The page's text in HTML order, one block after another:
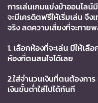
การเล่นเกมแข่งม้าออนไลน์
จะมีเครดิตฟรีให้เริ่มเล่น จึง
จริงลดความเสี่ยงที่จะทาย
1. เลือกห้องที่จะเล่น มีให้เลื
ห้องที่ตนสนใจได้เลย
2.ใส่จำนวนเงินที่ตนต้องการ
เงินขั้นต่ำใส่ไปได้ทันที